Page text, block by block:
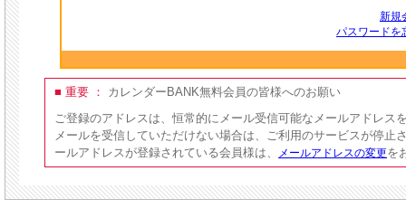
新規
パスワードを
■ 重要 ：
カレンダーBANK無料会員の皆様へのお願い
ご登録のアドレスは、恒常的にメール受信可能なメールアドレス
メールを受信していただけない場合は、ご利用のサービスが停止
ールアドレスが登録されている会員様は、
メールアドレスの変更を